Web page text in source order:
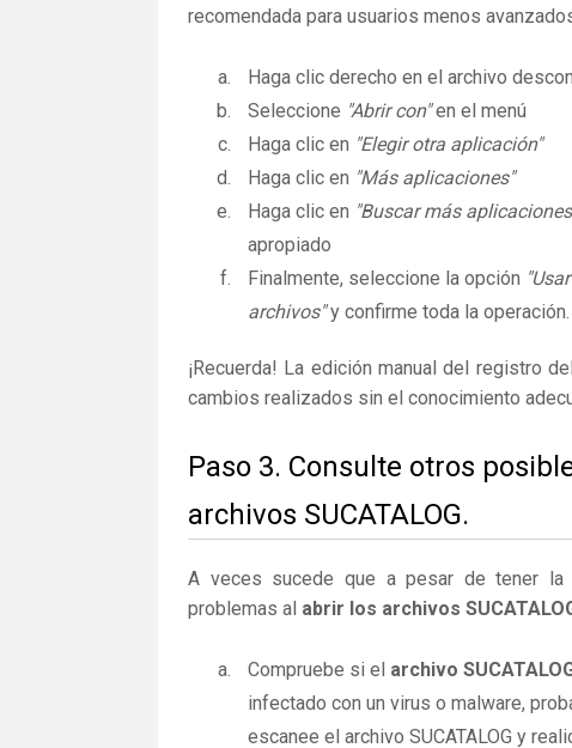
recomendada para usuarios menos
Haga clic derecho en el archivo
Seleccione "Abrir con"en el menú
Haga clic en "Elegir otra aplicación"
Haga clic en "Más aplicaciones"
Haga clic en "Buscar más
apropiado
Finalmente, seleccione la opción
archivos"y confirme toda la operación.
¡Recuerda! La edición manual del registro
cambios realizados sin el conocimiento
Paso 3. Consulte otros
archivos SUCATALOG.
A veces sucede que a pesar de tener la
problemas al abrir los archivos
Compruebe si el archivo
infectado con un virus o malware,
escanee el archivo SUCATALOG y